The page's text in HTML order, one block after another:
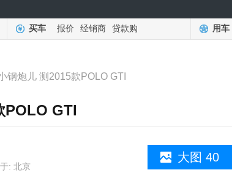
买车 报价 经销商 贷款购 用车
钢炮儿 测2015款POLO GTI
POLO GTI
大图 40
: 北京